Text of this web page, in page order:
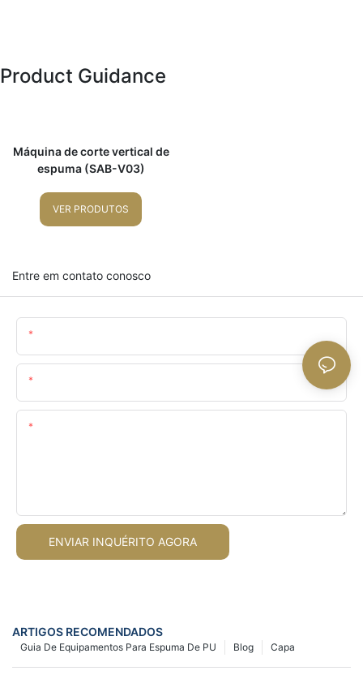
Product Guidance
Máquina de corte vertical de
espuma (SAB-V03)
VER PRODUTOS
Entre em contato conosco
ENVIAR INQUÉRITO AGORA
ARTIGOS RECOMENDADOS
Capa
Blog
Guia De Equipamentos Para Espuma De PU